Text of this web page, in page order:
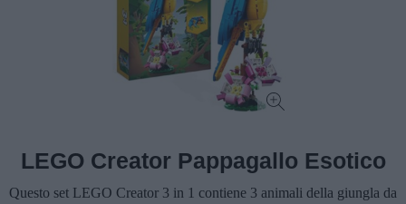
LEGO Creator Pappagallo Esotico
Questo set LEGO Creator 3 in 1 contiene 3 animali della giungla da